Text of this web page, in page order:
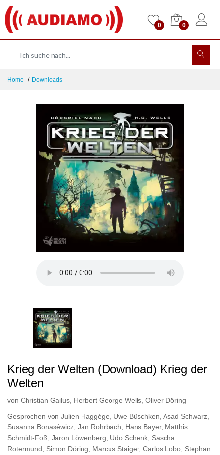
0 0
Home Downloads
Krieg der Welten (Download) Krieg der
Welten
von Christian Gailus Herbert George Wells Oliver Döring
Gesprochen von Julien Haggége Uwe Büschken Asad Schwarz
Susanna Bonaséwicz Jan Rohrbach Hans Bayer, Matthis
Schmidt-Foß Jaron Löwenberg Udo Schenk Sascha
Rotermund
Simon Döring Marcus Staiger, Carlos Lobo Stephan